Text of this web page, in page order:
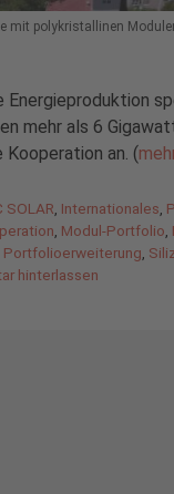
mit polykristallinen
Energieproduktion
mehr als 6
an. (
SOLAR Internationales
Modul-Portfolio
Portfolioerweiterung
hinterlassen